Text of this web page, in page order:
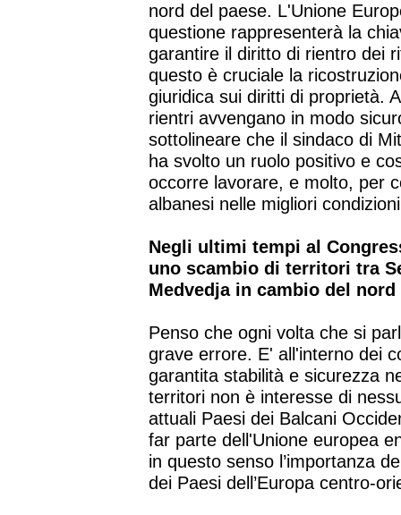
nord del paese. L'Unione
questione rappresenterà la
garantire il diritto di rientro dei
questo è cruciale la
giuridica sui diritti di proprietà.
rientri avvengano in modo
sottolineare che il sindaco di
ha svolto un ruolo positivo e
occorre lavorare, e molto, per
albanesi nelle migliori
Negli ultimi tempi al
uno scambio di territori tra
Medvedja in cambio del
Penso che ogni volta che si
grave errore. E' all'interno dei
garantita stabilità e sicurezza
territori non è interesse di
attuali Paesi dei Balcani
far parte dell'Unione europea
in questo senso l’importanza
dei Paesi dell’Europa centro-